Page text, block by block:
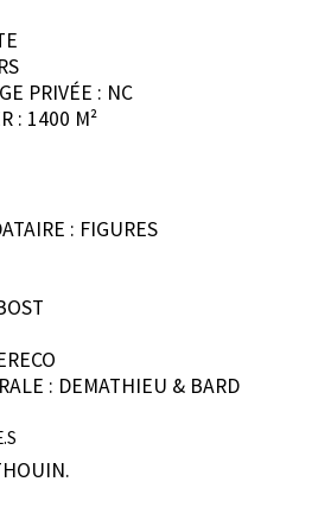
PRIVÉE : NC
: 1400 M²
: FIGURES
: DEMATHIEU & BARD